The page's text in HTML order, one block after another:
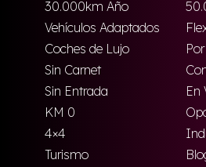
30.000km Año
Vehículos Adaptados
Coches de Lujo
Sin Carnet
Sin Entrada
En
KM 0
4×4
Turismo